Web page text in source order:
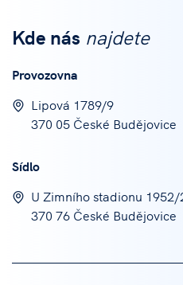
Kde nás najdete
Provozovna
Lipová 1789/9
370 05 České Budějovice
Sídlo
U Zimního stadionu 1952/
370 76 České Budějovice